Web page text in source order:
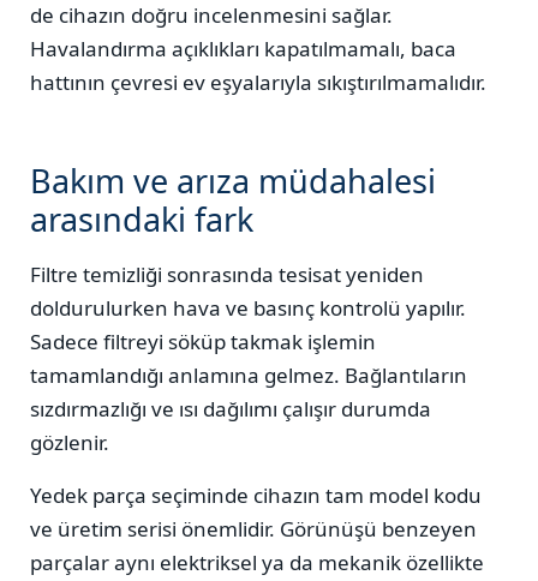
de cihazın doğru incelenmesini sağlar.
Havalandırma açıklıkları kapatılmamalı, baca
hattının çevresi ev eşyalarıyla sıkıştırılmamalıdır.
Bakım ve arıza müdahalesi
arasındaki fark
Filtre temizliği sonrasında tesisat yeniden
doldurulurken hava ve basınç kontrolü yapılır.
Sadece filtreyi söküp takmak işlemin
tamamlandığı anlamına gelmez. Bağlantıların
sızdırmazlığı ve ısı dağılımı çalışır durumda
gözlenir.
Yedek parça seçiminde cihazın tam model kodu
ve üretim serisi önemlidir. Görünüşü benzeyen
parçalar aynı elektriksel ya da mekanik özellikte